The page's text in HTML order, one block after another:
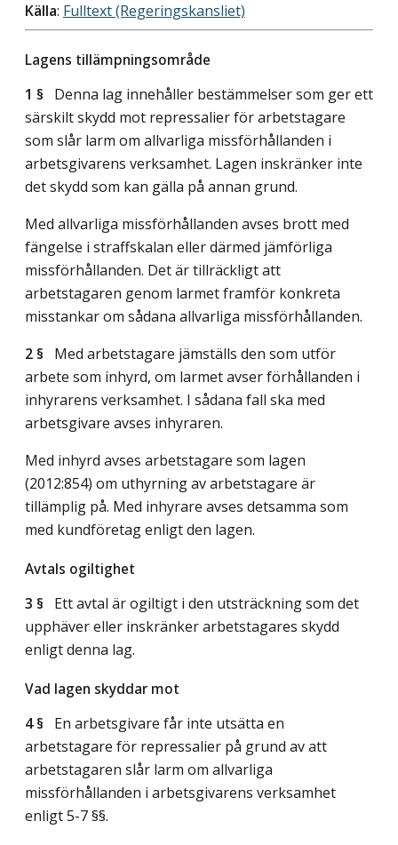
Källa: Fulltext (Regeringskansliet)
Lagens tillämpningsområde
1 § Denna lag innehåller bestämmelser som ger ett
särskilt skydd mot repressalier för arbetstagare
som slår larm om allvarliga missförhållanden i
arbetsgivarens verksamhet. Lagen inskränker inte
det skydd som kan gälla på annan grund.
Med allvarliga missförhållanden avses brott med
fängelse i straffskalan eller därmed jämförliga
missförhållanden. Det är tillräckligt att
arbetstagaren genom larmet framför konkreta
misstankar om sådana allvarliga missförhållanden.
2 § Med arbetstagare jämställs den som utför
arbete som inhyrd, om larmet avser förhållanden i
inhyrarens verksamhet. I sådana fall ska med
arbetsgivare avses inhyraren.
Med inhyrd avses arbetstagare som lagen
(2012:854) om uthyrning av arbetstagare är
tillämplig på. Med inhyrare avses detsamma som
med kundföretag enligt den lagen.
Avtals ogiltighet
3 § Ett avtal är ogiltigt i den utsträckning som det
upphäver eller inskränker arbetstagares skydd
enligt denna lag.
Vad lagen skyddar mot
4 § En arbetsgivare får inte utsätta en
arbetstagare för repressalier på grund av att
arbetstagaren slår larm om allvarliga
missförhållanden i arbetsgivarens verksamhet
enligt 5-7 §§.